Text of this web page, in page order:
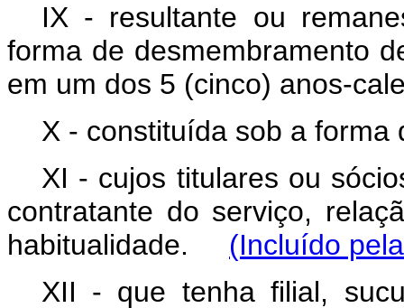
IX - resultante ou
forma de desmembramento
em um dos 5 (cinco) anos-
X - constituída sob a forma
XI - cujos titulares ou
contratante do serviço,
habitualidade. (Incluído
XII - que tenha filial,